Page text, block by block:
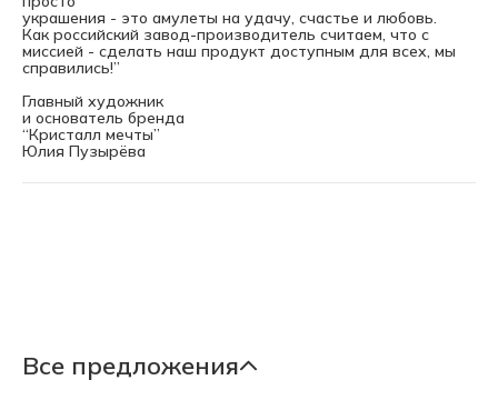
украшения - это амулеты на удачу, счастье и любовь.
Как российский завод-производитель считаем, что с
миссией - сделать наш продукт доступным для всех, мы
справились!”
Главный художник
и основатель бренда
“Кристалл мечты”
Юлия Пузырёва
Все предложения